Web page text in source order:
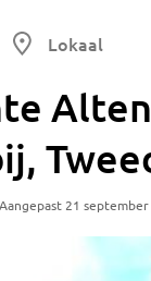
Lokaal
21